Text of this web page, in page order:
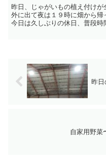
昨日、じゃがいもの植え付けが全て
外に出て夜は１９時に畑から
今日は久しぶりの休日、普段
昨
自家用野菜